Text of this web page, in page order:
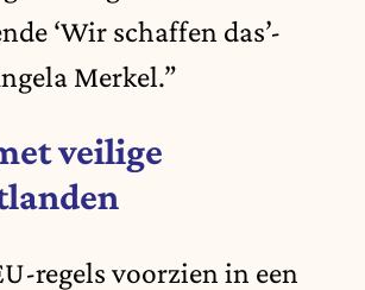
‘Wir schaffen das’-
Merkel.”
veilige
regels voorzien in een